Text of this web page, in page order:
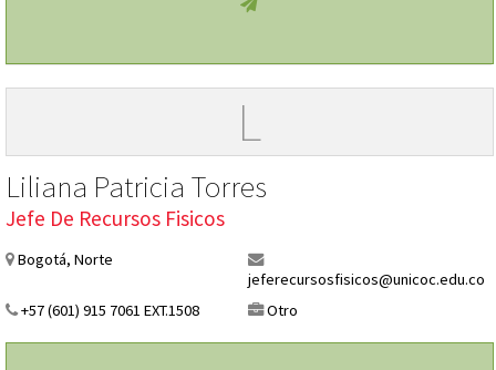
L
Liliana Patricia Torres
Jefe De Recursos Fisicos
Bogotá, Norte
jeferecursosfisicos@unicoc.edu.co
+57 (601) 915 7061 EXT.1508
Otro